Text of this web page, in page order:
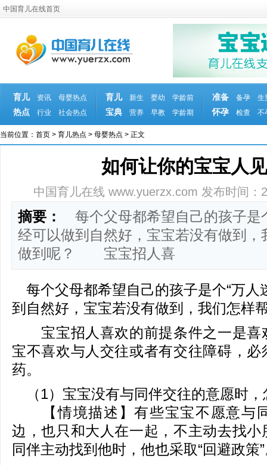
中国育儿在线首页
育儿
热点
资讯
母婴热点
行业
社会热点
育儿
宝典
新生 婴幼
学龄前
营养
早教 学龄期
准备
怀孕
备孕
生
检查
不
当前位置： 首页 > 育儿热点 > 母婴热点 > 正文
如何让你的宝宝人
中国育儿在线 www.yuerzx.com 发布时间：
摘要：
每个父母都希望自己的孩子是
经可以做到自然好，宝宝若没有做到，
做到呢？ 宝宝招人喜
每个父母都希望自己的孩子是个“万人
到自然好，宝宝若没有做到，我们怎样
宝宝招人喜欢的前提条件之一是喜
宝不喜欢与人交往或者有交往障碍，
药。
（1）宝宝没有与同伴交往的意愿时，
【情境描述】有些宝宝不愿意与
边，也只和大人在一起，不主动去找
同伴主动找到他时，他也采取“回避政策